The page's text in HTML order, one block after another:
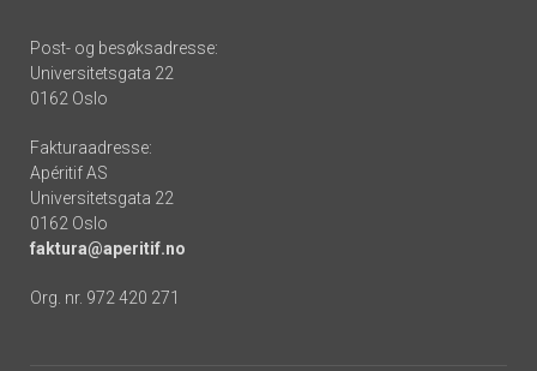
Post- og besøksadresse:
Universitetsgata 22
0162 Oslo
Fakturaadresse:
Apéritif AS
Universitetsgata 22
0162 Oslo
faktura@aperitif.no
Org. nr. 972 420 271